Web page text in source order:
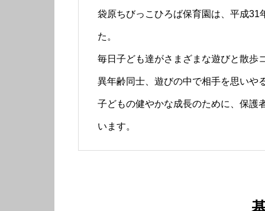
袋原ちびっこひろば保育園は、平成31
た。
毎日子ども達がさまざまな遊びと散歩
異年齢同士、遊びの中で相手を思いや
子どもの健やかな成長のために、保護
います。